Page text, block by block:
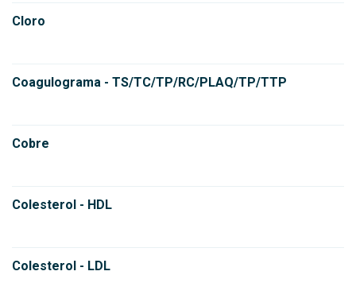
Cloro
Coagulograma - TS/TC/TP/RC/PLAQ/TP/TTP
Cobre
Colesterol - HDL
Colesterol - LDL